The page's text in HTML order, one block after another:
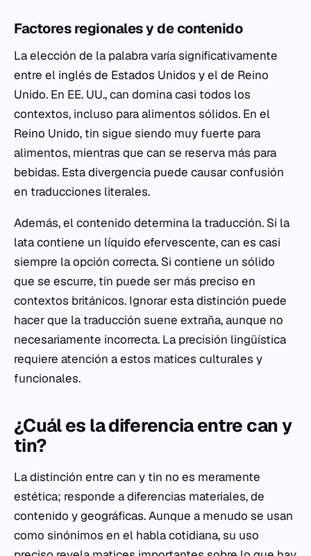
Factores regionales y de contenido
La elección de la palabra varía significativamente
entre el inglés de Estados Unidos y el de Reino
Unido. En EE. UU.,can domina casi todos los
contextos, incluso para alimentos sólidos. En el
Reino Unido, tin sigue siendo muy fuerte para
alimentos, mientras que can se reserva más para
bebidas. Esta divergencia puede causar confusión
en traducciones literales.
Además, el contenido determina la traducción. Si la
lata contiene un líquido efervescente,can es casi
siempre la opción correcta. Si contiene un sólido
que se escurre, tin puede ser más preciso en
contextos británicos. Ignorar esta distinción puede
hacer que la traducción suene extraña, aunque no
necesariamente incorrecta. La precisión lingüística
requiere atención a estos matices culturales y
funcionales.
¿Cuál es la diferencia entre can y
tin?
La distinción entre can y tin no es meramente
estética; responde a diferencias materiales, de
contenido y geográficas. Aunque a menudo se usan
como sinónimos en el habla cotidiana, su uso